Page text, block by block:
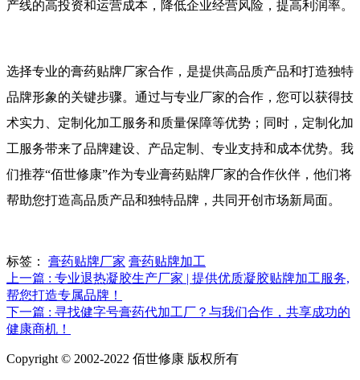
产线的高投资和运营成本，降低企业经营风险，提高利润率。
选择专业的膏药贴牌厂家合作，是提供高品质产品和打造独特
品牌形象的关键步骤。通过与专业厂家的合作，您可以获得技
术实力、定制化加工服务和质量保障等优势；同时，定制化加
工服务带来了品牌建设、产品定制、专业支持和成本优势。我
们推荐“佰世修康”作为专业膏药贴牌厂家的合作伙伴，他们将
帮助您打造高品质产品和独特品牌，共同开创市场新局面。
标签： 膏药贴牌厂家 膏药贴牌加工
上一篇 : 专业退热凝胶生产厂家 | 提供优质凝胶贴牌加工服务,
帮您打造专属品牌！
下一篇 : 寻找健字号膏药代加工厂？与我们合作，共享成功的
健康商机！
Copyright © 2002-2022 佰世修康 版权所有